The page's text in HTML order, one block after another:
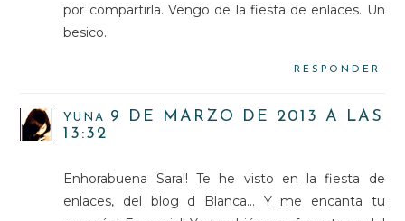
por compartirla. Vengo de la fiesta de enlaces. Un
besico.
RESPONDER
YUNA
9 DE MARZO DE 2013 A LAS
13:32
Enhorabuena Sara!! Te he visto en la fiesta de
enlaces, del blog d Blanca... Y me encanta tu